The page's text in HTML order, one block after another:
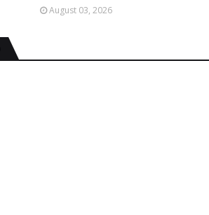
August 03, 2026